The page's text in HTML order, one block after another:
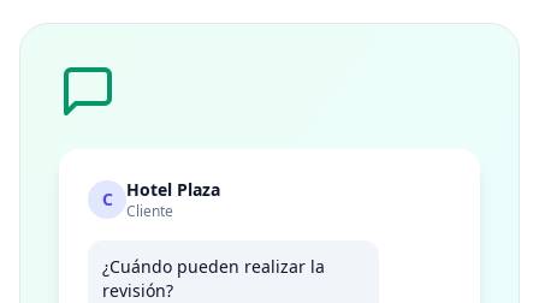
C Hotel Plaza
Cliente
¿Cuándo pueden realizar la
revisión?